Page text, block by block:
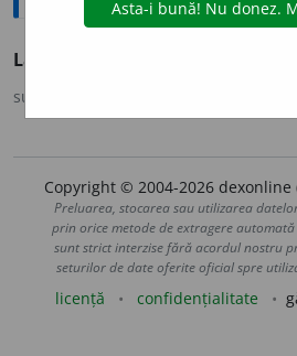
Laborios
sursa:
Copyright © 2004-2026
Preluarea, stocarea sau utilizarea
prin orice metode de extragere
sunt strict interzise fără acordul nostru
seturilor de date oferite oficial spre
licență confidențialitate